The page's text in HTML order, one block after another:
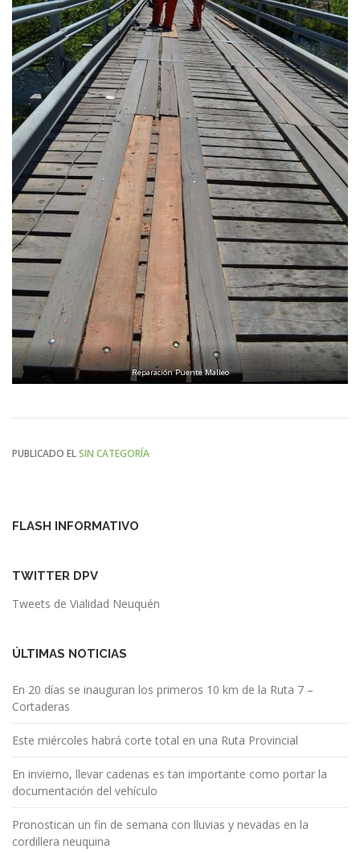
Reparación Puente Malleo
PUBLICADO ELSIN CATEGORÍA
FLASH INFORMATIVO
TWITTER DPV
Tweets de Vialidad Neuquén
ÚLTIMAS NOTICIAS
En 20 días se inauguran los primeros 10 km de la Ruta 7 –
Cortaderas
Este miércoles habrá corte total en una Ruta Provincial
En invierno, llevar cadenas es tan importante como portar la
documentación del vehículo
Pronostican un fin de semana con lluvias y nevadas en la
cordillera neuquina